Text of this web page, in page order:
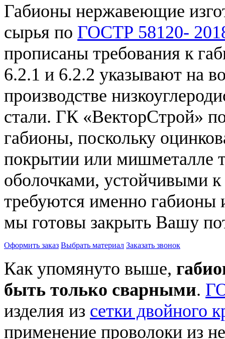
Габионы нержавеющие
сырья по ГОСТР 58120-
прописаны требования к
6.2.1 и 6.2.2 указывают на
производстве
стали. ГК «ВекторСтрой»
габионы, поскольку
покрытии или мишметалле
оболочками, устойчивыми
требуются именно габионы
мы готовы закрыть Вашу
Оформить заказ Выбрать материал Заказать звонок
Как упомянуто выше,
быть только сварными.
изделия из сетки двойного
применение проволоки из